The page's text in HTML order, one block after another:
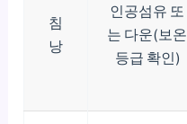
침
낭
인공섬유 또
는 다운(보온
등급 확인)